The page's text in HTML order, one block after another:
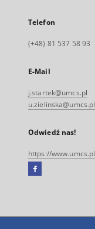
Telefon
(+48) 81 537 58 93
E-Mail
j.startek@umcs.pl
u.zielinska@umcs.pl
Odwiedź nas!
https://
Facebook
się